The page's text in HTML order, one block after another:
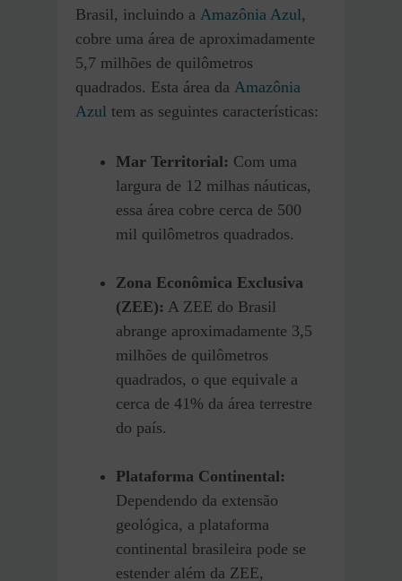
Brasil, incluindo a Amazônia Azul,
cobre uma área de aproximadamente
5,7 milhões de quilômetros
quadrados. Esta área da Amazônia
Azul tem as seguintes características:
Mar Territorial: Com uma
largura de 12 milhas náuticas,
essa área cobre cerca de 500
mil quilômetros quadrados.
Zona Econômica Exclusiva
(ZEE): A ZEE do Brasil
abrange aproximadamente 3,5
milhões de quilômetros
quadrados, o que equivale a
cerca de 41% da área terrestre
do país.
Plataforma Continental:
Dependendo da extensão
geológica, a plataforma
continental brasileira pode se
estender além da ZEE,